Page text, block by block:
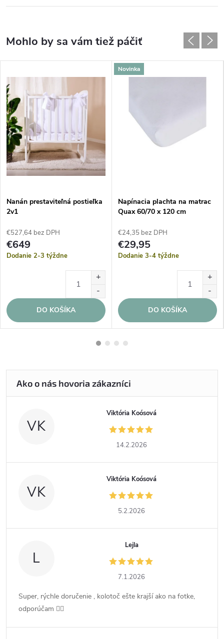
Nanán prestaviteľná postieľka
2v1
€527,64 bez DPH
€649
Dodanie 2-3 týždne
DO KOŠÍKA
Novinka
Napínacia plachta na matrac
Quax 60/70 x 120 cm
€24,35 bez DPH
€29,95
Dodanie 3-4 týždne
DO KOŠÍKA
VK
Viktória Koósová
14.2.2026
VK
Viktória Koósová
5.2.2026
L
Lejla
7.1.2026
Super, rýchle doručenie , kolotoč ešte krajší ako na fotke,
odporúčam 👍🏻